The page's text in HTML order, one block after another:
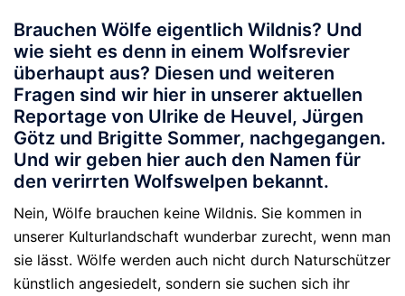
Brauchen Wölfe eigentlich Wildnis? Und
wie sieht es denn in einem Wolfsrevier
überhaupt aus? Diesen und weiteren
Fragen sind wir hier in unserer aktuellen
Reportage von Ulrike de Heuvel, Jürgen
Götz und Brigitte Sommer, nachgegangen.
Und wir geben hier auch den Namen für
den verirrten Wolfswelpen bekannt.
Nein, Wölfe brauchen keine Wildnis. Sie kommen in
unserer Kulturlandschaft wunderbar zurecht, wenn man
sie lässt. Wölfe werden auch nicht durch Naturschützer
künstlich angesiedelt, sondern sie suchen sich ihr